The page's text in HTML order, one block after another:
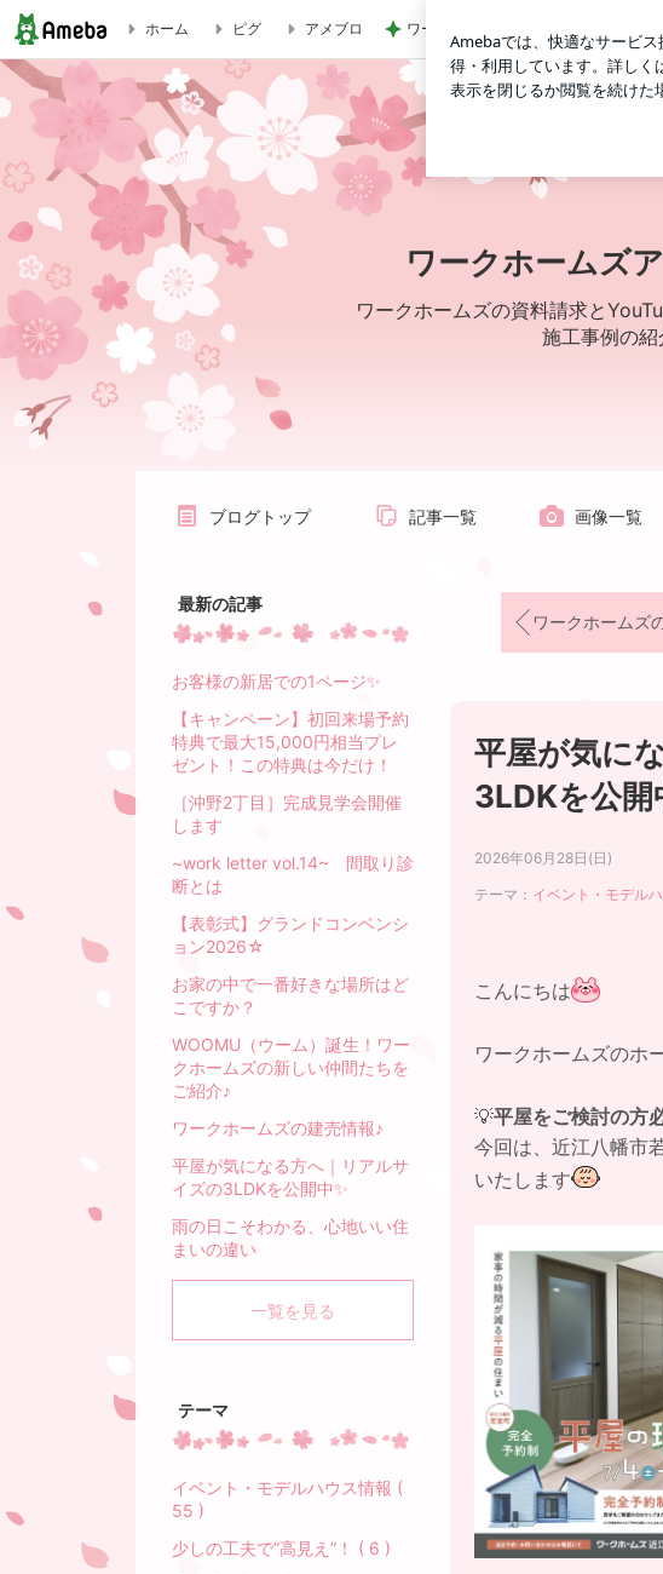
ビギンズの家 | ワークホームズアドバイザーによるお家づくり情報(^-^)
ホーム ピグ アメブロ ワークマンだと思っていた息子のズボン
ワークホームズ
ワークホームズの資料請求と
施工事例の紹
ブログトップ 記事一覧 画像一覧
ワークホームズの建売
平屋が気に
3LDKを公開
2026年06月28日(日)
テーマ： イベント・モデル
こんにちは
ワークホームズのホ
💡平屋をご検討の方
今回は、近江八幡市
いたします
最新の記事
お客様の新居での1ページ✨
【キャンペーン】初回来場予約
特典で最大15,000円相当プレ
ゼント！この特典は今だけ！
［沖野2丁目］完成見学会開催
します
~work letter vol.14~ 間取り診
断とは
【表彰式】グランドコンベンシ
ョン2026☆
お家の中で一番好きな場所はど
こですか？
WOOMU（ウーム）誕生！ワー
クホームズの新しい仲間たちを
ご紹介♪
ワークホームズの建売情報♪
平屋が気になる方へ｜リアルサ
イズの3LDKを公開中✨
雨の日こそわかる、心地いい住
まいの違い
一覧を見る
テーマ
イベント・モデルハウス情報 (
55 )
少しの工夫で”高見え”！ ( 6 )